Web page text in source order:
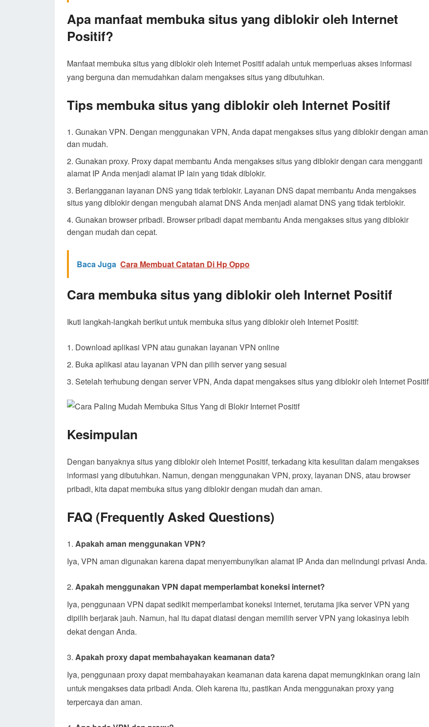
Apa manfaat membuka situs yang diblokir oleh Internet
Positif?
Manfaat membuka situs yang diblokir oleh Internet Positif adalah untuk memperluas akses informasi
yang berguna dan memudahkan dalam mengakses situs yang dibutuhkan.
Tips membuka situs yang diblokir oleh Internet Positif
Gunakan VPN. Dengan menggunakan VPN, Anda dapat mengakses situs yang diblokir dengan aman
dan mudah.
Gunakan proxy. Proxy dapat membantu Anda mengakses situs yang diblokir dengan cara mengganti
alamat IP Anda menjadi alamat IP lain yang tidak diblokir.
Berlangganan layanan DNS yang tidak terblokir. Layanan DNS dapat membantu Anda mengakses
situs yang diblokir dengan mengubah alamat DNS Anda menjadi alamat DNS yang tidak terblokir.
Gunakan browser pribadi. Browser pribadi dapat membantu Anda mengakses situs yang diblokir
dengan mudah dan cepat.
Baca Juga Cara Membuat Catatan Di Hp Oppo
Cara membuka situs yang diblokir oleh Internet Positif
Ikuti langkah-langkah berikut untuk membuka situs yang diblokir oleh Internet Positif:
Download aplikasi VPN atau gunakan layanan VPN online
Buka aplikasi atau layanan VPN dan pilih server yang sesuai
Setelah terhubung dengan server VPN, Anda dapat mengakses situs yang diblokir oleh Internet Positif
Kesimpulan
Dengan banyaknya situs yang diblokir oleh Internet Positif, terkadang kita kesulitan dalam mengakses
informasi yang dibutuhkan. Namun, dengan menggunakan VPN, proxy, layanan DNS, atau browser
pribadi, kita dapat membuka situs yang diblokir dengan mudah dan aman.
FAQ (Frequently Asked Questions)
Apakah aman menggunakan VPN?
Iya, VPN aman digunakan karena dapat menyembunyikan alamat IP Anda dan melindungi privasi Anda.
Apakah menggunakan VPN dapat memperlambat koneksi internet?
Iya, penggunaan VPN dapat sedikit memperlambat koneksi internet, terutama jika server VPN yang
dipilih berjarak jauh. Namun, hal itu dapat diatasi dengan memilih server VPN yang lokasinya lebih
dekat dengan Anda.
Apakah proxy dapat membahayakan keamanan data?
Iya, penggunaan proxy dapat membahayakan keamanan data karena dapat memungkinkan orang lain
untuk mengakses data pribadi Anda. Oleh karena itu, pastikan Anda menggunakan proxy yang
terpercaya dan aman.